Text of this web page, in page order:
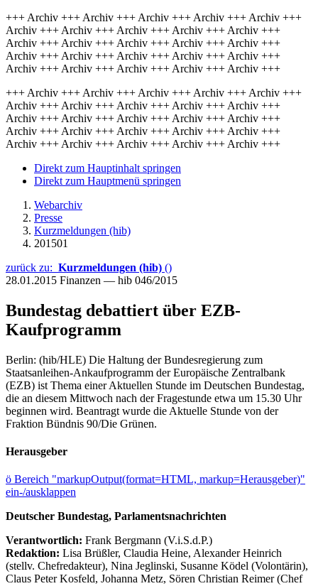
+++ Archiv +++ Archiv +++ Archiv +++ Archiv +++ Archiv +++
Archiv +++ Archiv +++ Archiv +++ Archiv +++ Archiv +++
Archiv +++ Archiv +++ Archiv +++ Archiv +++ Archiv +++
Archiv +++ Archiv +++ Archiv +++ Archiv +++ Archiv +++
Archiv +++ Archiv +++ Archiv +++ Archiv +++ Archiv +++
+++ Archiv +++ Archiv +++ Archiv +++ Archiv +++ Archiv +++
Archiv +++ Archiv +++ Archiv +++ Archiv +++ Archiv +++
Archiv +++ Archiv +++ Archiv +++ Archiv +++ Archiv +++
Archiv +++ Archiv +++ Archiv +++ Archiv +++ Archiv +++
Archiv +++ Archiv +++ Archiv +++ Archiv +++ Archiv +++
Direkt zum Hauptinhalt springen
Direkt zum Hauptmenü springen
Webarchiv
Presse
Kurzmeldungen (hib)
201501
zurück zu: Kurzmeldungen (hib) ()
28.01.2015 Finanzen — hib 046/2015
Bundestag debattiert über EZB-
Kaufprogramm
Berlin: (hib/HLE) Die Haltung der Bundesregierung zum
Staatsanleihen-Ankaufprogramm der Europäische Zentralbank
(EZB) ist Thema einer Aktuellen Stunde im Deutschen Bundestag,
die an diesem Mittwoch nach der Fragestunde etwa um 15.30 Uhr
beginnen wird. Beantragt wurde die Aktuelle Stunde von der
Fraktion Bündnis 90/Die Grünen.
Herausgeber
ö Bereich "markupOutput(format=HTML, markup=Herausgeber)"
ein-/ausklappen
Deutscher Bundestag, Parlamentsnachrichten
Verantwortlich: Frank Bergmann (V.i.S.d.P.)
Redaktion: Lisa Brüßler, Claudia Heine, Alexander Heinrich
(stellv. Chefredakteur), Nina Jeglinski, Susanne Ködel (Volontärin),
Claus Peter Kosfeld, Johanna Metz, Sören Christian Reimer (Chef